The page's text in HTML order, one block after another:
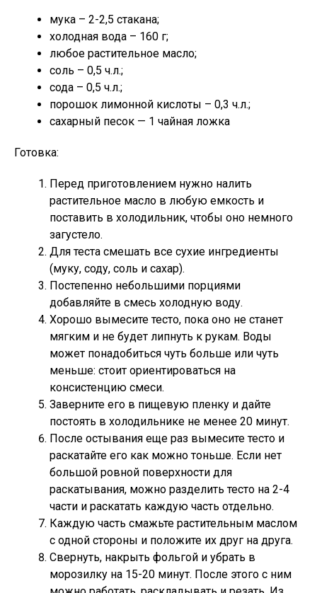
мука – 2-2,5 стакана;
холодная вода – 160 г;
любое растительное масло;
соль – 0,5 ч.л.;
сода – 0,5 ч.л.;
порошок лимонной кислоты – 0,3 ч.л.;
сахарный песок — 1 чайная ложка
Готовка:
Перед приготовлением нужно налить
растительное масло в любую емкость и
поставить в холодильник, чтобы оно немного
загустело.
Для теста смешать все сухие ингредиенты
(муку, соду, соль и сахар).
Постепенно небольшими порциями
добавляйте в смесь холодную воду.
Хорошо вымесите тесто, пока оно не станет
мягким и не будет липнуть к рукам. Воды
может понадобиться чуть больше или чуть
меньше: стоит ориентироваться на
консистенцию смеси.
Заверните его в пищевую пленку и дайте
постоять в холодильнике не менее 20 минут.
После остывания еще раз вымесите тесто и
раскатайте его как можно тоньше. Если нет
большой ровной поверхности для
раскатывания, можно разделить тесто на 2-4
части и раскатать каждую часть отдельно.
Каждую часть смажьте растительным маслом
с одной стороны и положите их друг на друга.
Свернуть, накрыть фольгой и убрать в
морозилку на 15-20 минут. После этого с ним